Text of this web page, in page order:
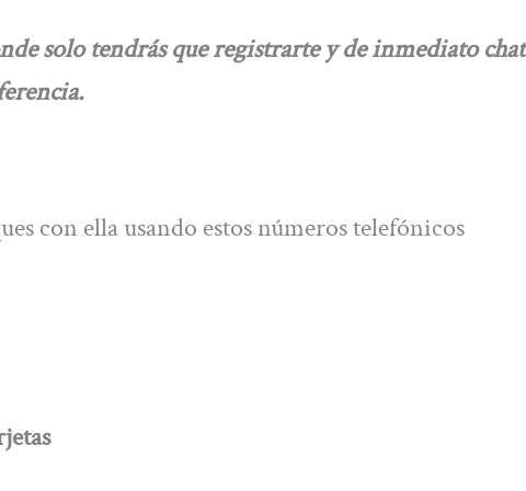
solo tendrás que registrarte y de inmediato
con ella usando estos números telefónicos